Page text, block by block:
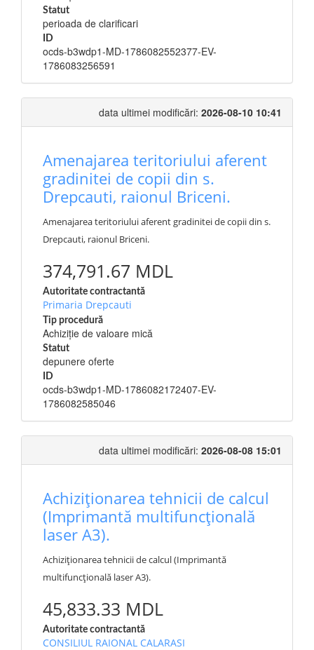
Statut
perioada de clarificari
ID
ocds-b3wdp1-MD-1786082552377-EV-
1786083256591
data ultimei modificări: 2026-08-10 10:41
Amenajarea teritoriului aferent
gradinitei de copii din s.
Drepcauti, raionul Briceni.
Amenajarea teritoriului aferent gradinitei de copii din s.
Drepcauti, raionul Briceni.
374,791.67 MDL
Autoritate contractantă
Primaria Drepcauti
Tip procedură
Achiziție de valoare mică
Statut
depunere oferte
ID
ocds-b3wdp1-MD-1786082172407-EV-
1786082585046
data ultimei modificări: 2026-08-08 15:01
Achiziționarea tehnicii de calcul
(Imprimantă multifuncțională
laser A3).
Achiziționarea tehnicii de calcul (Imprimantă
multifuncțională laser A3).
45,833.33 MDL
Autoritate contractantă
CONSILIUL RAIONAL CALARASI